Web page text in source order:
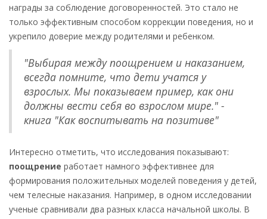
награды за соблюдение договоренностей. Это стало не
только эффективным способом коррекции поведения, но и
укрепило доверие между родителями и ребенком.
"Выбирая между поощрением и наказанием,
всегда помните, что дети учатся у
взрослых. Мы показываем пример, как они
должны вести себя во взрослом мире." -
книга "Как воспитывать на позитиве"
Интересно отметить, что исследования показывают:
поощрение работает намного эффективнее для
формирования положительных моделей поведения у детей,
чем телесные наказания. Например, в одном исследовании
ученые сравнивали два разных класса начальной школы. В